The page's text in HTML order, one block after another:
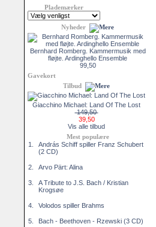
Plademærker
Nyheder
Bernhard Romberg. Kammermusik med
fløjte. Ardinghello Ensemble
99,50
Gavekort
Tilbud
Giacchino Michael: Land Of The Lost
149,50
39,50
Vis alle tilbud
Mest populære
1.
András Schiff spiller Franz Schubert
(2 CD)
2. Arvo Pärt: Alina
3.
A Tribute to J.S. Bach / Kristian
Krogsøe
4. Volodos spiller Brahms
5. Bach - Beethoven - Rzewski (3 CD)